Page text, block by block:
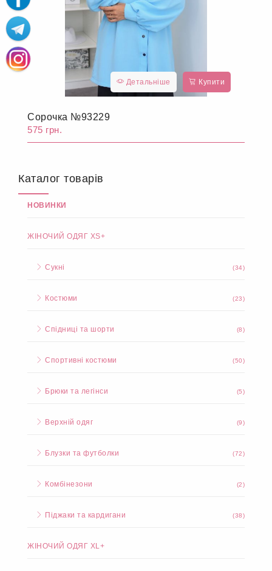
Детальніше Купити
Сорочка №93229
575 грн.
Каталог товарів
НОВИНКИ
ЖІНОЧИЙ ОДЯГ XS+
Сукні (34)
Костюми (23)
Спідниці та шорти (8)
Спортивні костюми (50)
Брюки та легінси (5)
Верхній одяг (9)
Блузки та футболки (72)
Комбінезони (2)
Піджаки та кардигани (38)
ЖІНОЧИЙ ОДЯГ XL+